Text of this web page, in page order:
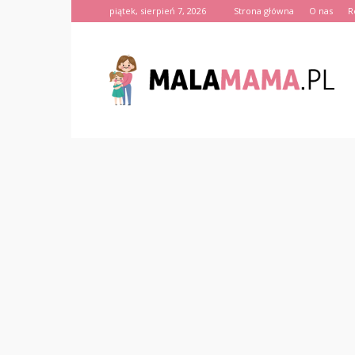
piątek, sierpień 7, 2026 Strona główna O nas
MalaMama.pl